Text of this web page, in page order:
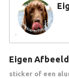
Eigen
sticker of een